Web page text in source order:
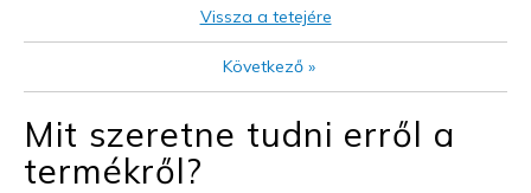
All the time but mainly when I want to look Good
Sizing
Feels true to size
View On Shoes
I'm Really Into Shoes
Vissza a tetejére
Következő»
Mit szeretne tudni erről a
termékről?